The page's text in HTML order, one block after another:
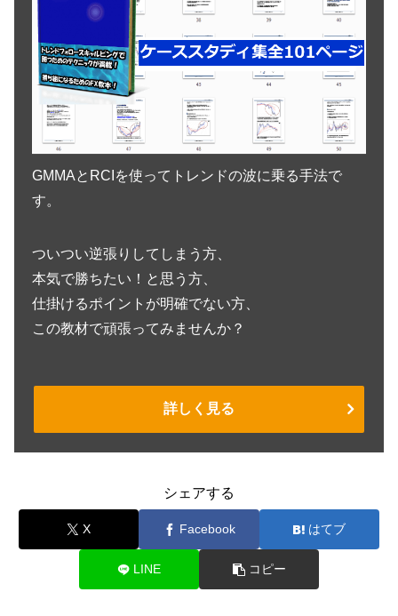
GMMAとRCIを使ってトレンドの波に乗る手法で
す。
ついつい逆張りしてしまう方、
本気で勝ちたい！と思う方、
仕掛けるポイントが明確でない方、
この教材で頑張ってみませんか？
詳しく見る
シェアする
X Facebook はてブ
LINE コピー